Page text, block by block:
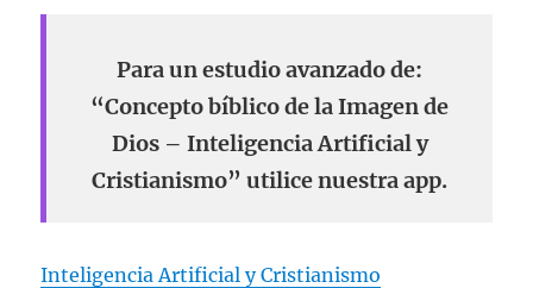
Para un estudio avanzado de:
“Concepto bíblico de la Imagen de
Dios – Inteligencia Artificial y
Cristianismo” utilice nuestra app.
Inteligencia Artificial y Cristianismo